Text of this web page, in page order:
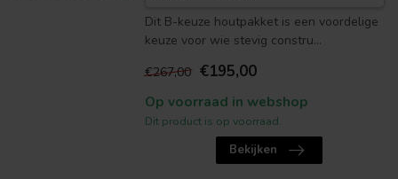
Dit B-keuze houtpakket is een voordelige
keuze voor wie stevig constru...
€267,00 €195,00
Op voorraad in webshop
Dit product is op voorraad.
Bekijken